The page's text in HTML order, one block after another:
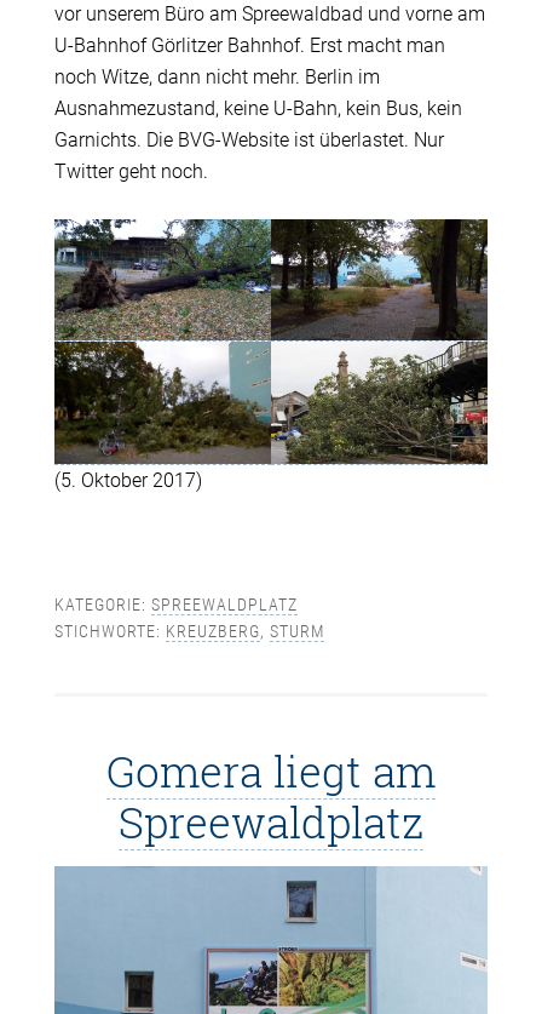
vor unserem Büro am Spreewaldbad und vorne am
U-Bahnhof Görlitzer Bahnhof. Erst macht man
noch Witze, dann nicht mehr. Berlin im
Ausnahmezustand, keine U-Bahn, kein Bus, kein
Garnichts. Die BVG-Website ist überlastet. Nur
Twitter geht noch.
(5. Oktober 2017)
KATEGORIE: SPREEWALDPLATZ
STICHWORTE: KREUZBERG, STURM
Gomera liegt am
Spreewaldplatz